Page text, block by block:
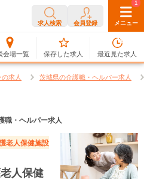
求人検索 会員登録 メニュー
会場一覧
0
保存した求人
1
最近見た求人
求人 茨城県の介護職・ヘルパー求人
職・ヘルパー求人
老人保健施設
人保健